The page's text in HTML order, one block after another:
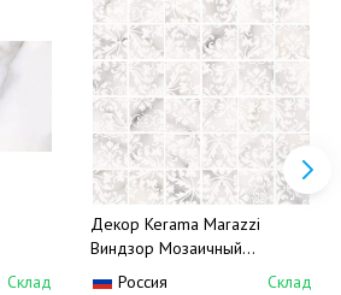
Склад
Декор Kerama Marazzi
Виндзор Мозаичный
MM11094 30х30
Россия Склад